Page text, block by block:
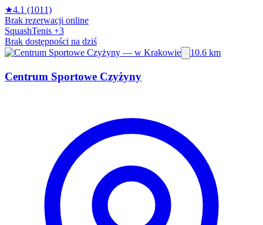
★4.1 (1011)
Brak rezerwacji online
SquashTenis +3
Brak dostępności na dziś
10.6 km
Centrum Sportowe Czyżyny